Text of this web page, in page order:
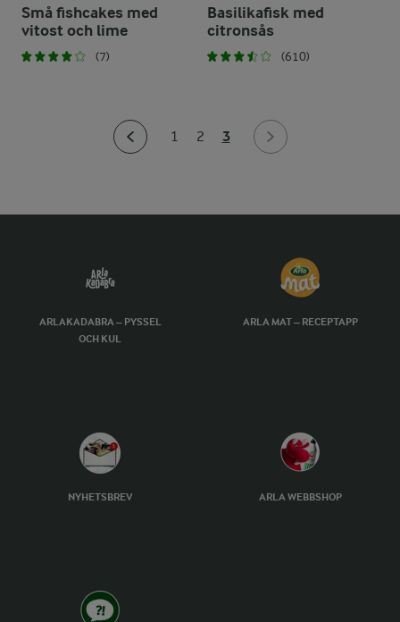
Små fishcakes med
vitost och lime
(7)
Basilikafisk med
citronsås
(610)
1 2 3
ARLAKADABRA – PYSSEL
OCH KUL
ARLA MAT – RECEPTAPP
NYHETSBREV ARLA WEBBSHOP